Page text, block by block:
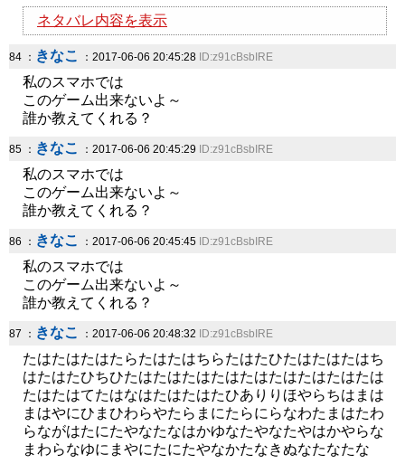
ネタバレ内容を表示
84 ： きなこ ：2017-06-06 20:45:28 ID:z91cBsbIRE
私のスマホでは
このゲーム出来ないよ～
誰か教えてくれる？
85 ： きなこ ：2017-06-06 20:45:29 ID:z91cBsbIRE
私のスマホでは
このゲーム出来ないよ～
誰か教えてくれる？
86 ： きなこ ：2017-06-06 20:45:45 ID:z91cBsbIRE
私のスマホでは
このゲーム出来ないよ～
誰か教えてくれる？
87 ： きなこ ：2017-06-06 20:48:32 ID:z91cBsbIRE
たはたはたはたらたはたはちらたはたひたはたはたはち
はたはたひちひたはたはたはたはたはたはたはたはたは
たはたはてたはなはたはたはたひありりほやらちはまは
まはやにひまひわらやたらまにたらにらなわたまはたわ
らながはたにたやなたなはかゆなたやなたやはかやらな
まわらなゆにまやにたにたやなかたなきぬなたなたな